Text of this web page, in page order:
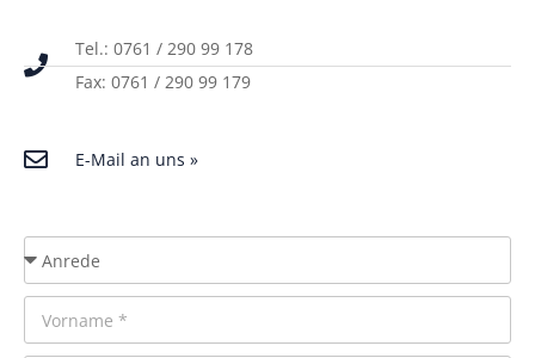
Tel.: 0761 / 290 99 178
Fax: 0761 / 290 99 179
E-Mail an uns »